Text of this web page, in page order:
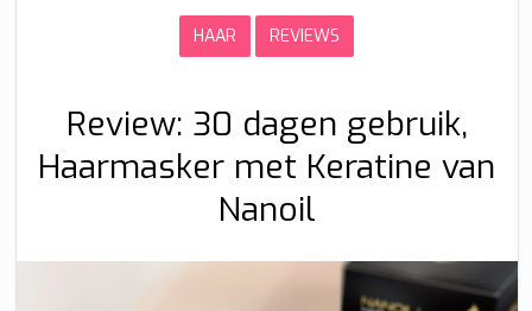
HAAR REVIEWS
Review: 30 dagen gebruik,
Haarmasker met Keratine van
Nanoil